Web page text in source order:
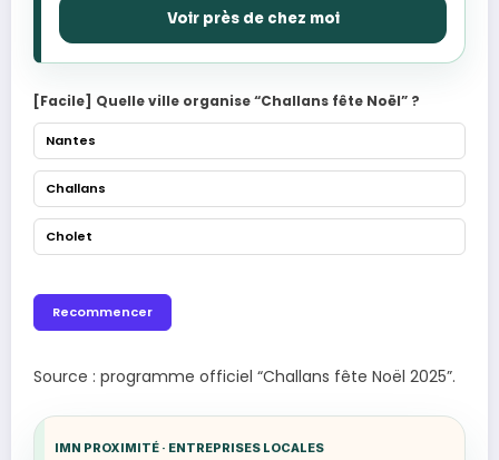
Voir près de chez moi
[Facile] Quelle ville organise “Challans fête Noël” ?
Nantes
Challans
Cholet
Recommencer
Source : programme officiel “Challans fête Noël 2025”.
IMN PROXIMITÉ · ENTREPRISES LOCALES